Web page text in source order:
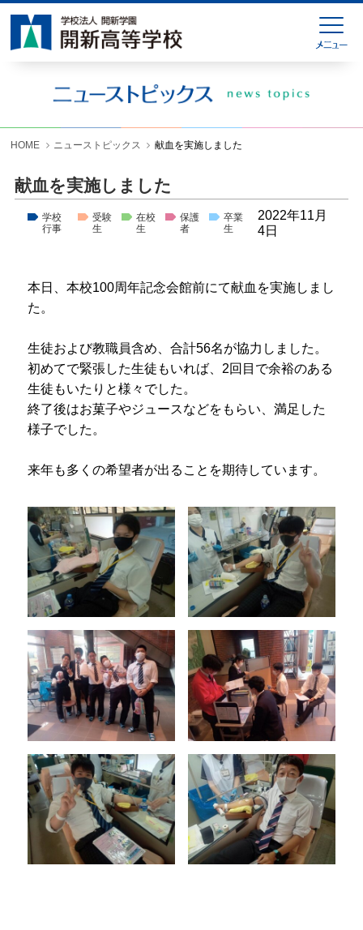
HOME ニューストピックス 献血を実施しました
献血を実施しました
学校
行事
受験
生
在校
生
保護
者
卒業
生
2022年11月
4日
本日、本校100周年記念会館前にて献血を実施しまし
た。
生徒および教職員含め、合計56名が協力しました。
初めてで緊張した生徒もいれば、2回目で余裕のある
生徒もいたりと様々でした。
終了後はお菓子やジュースなどをもらい、満足した
様子でした。
来年も多くの希望者が出ることを期待しています。
HOME
緊急連絡
ニューストピックス
学校生活
入試情報
お問い合わせ
各種様式ダウンロード
プライバシーポリシー
サイトマップ
受験生の方へ
在校生の方へ